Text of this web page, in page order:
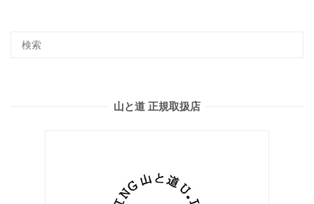
山と道 正規取扱店